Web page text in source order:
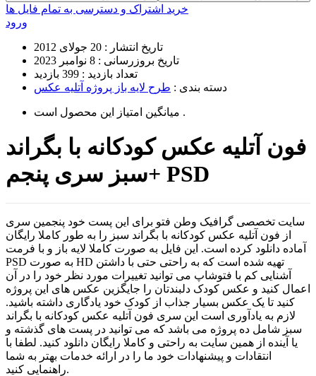
خرید اشتراک و دسترسی به تمام فایل ها
ورود
تاریخ انتشار : 20 جولای 2012
تاریخ بروزرسانی : 8 نوامبر 2023
تعداد بازدید : 399 بازدید
دسته بندی : طرح لایه باز پروژه آتلیه عکس
میانگین امتیاز این محصول است .
فون آتلیه عکس کودکانه با بگراند
سبز سری پنجم+ PSD
سایت تخصصی گرافیک وطن فتو برای این پست خود پنجمین سری
از فون آتلیه عکس کودکانه با بگراند سبز را به طور کاملا رایگان
آماده دانلود کرده است. این فایل به صورت کاملا لایه باز و با فرمت
PSD به صورت HD تهیه شده است که به راحتی حتی با داشتن
آشنایی کم با فتوشاپ می توانید تغییرات مورد نظر خود را در آن
اعمال کنید و عکس کودک دلبندتان را جایگزین عکس های این پروژه
کنید تا یک عکس بسیار جذاب از کودک خود یادگاری داشته باشید.
لازم به یادآوری است این سری فون آتلیه عکس کودکانه با بگراند
سبز شامل ده پروژه می باشد که می توانید در پست های گذشته و
یا آینده از همین سایت به راحتی و کاملا رایگان دانلود کنید. لطفا با
انتقادات و پیشنهادات خود ما را در ارائه خدمات بهتر به شما
راهنمایی کنید.